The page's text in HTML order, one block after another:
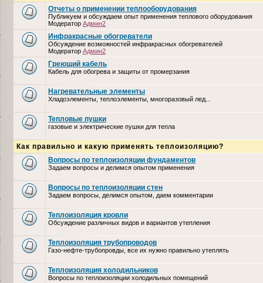
Отчеты о применении теплооборудования
Публикуем и обсуждаем опыт применения теплового оборудования
Модератор Админ2
Инфракрасные обогреватели
Обсуждение возможностей инфракрасных обогревателей
Модератор Админ2
Греющий кабель
Кабель для обогрева и защиты от промерзания
Нагревательные элементы
Хладоэлементы, теплоэлементы, многоразовый лед...
Тепловые пушки
газовые и электрические пушки для тепла
Как правильно и какую применять теплоизоляцию?
Вопросы по теплоизоляции фундаментов
Задаем вопросы и делимся опытом применения
Вопросы по теплоизоляции стен
Задаем вопросы, делимся опытом, даем комментарии
Теплоизоляция кровли
Обсуждение различных видов и вариантов утепления
Теплоизоляция трубопроводов
Газо-нефте-трубопровды, все их нужно правильно утеплять
Теплоизоляция холодильников
Вопросы по теплоизоляции холодильных помещений